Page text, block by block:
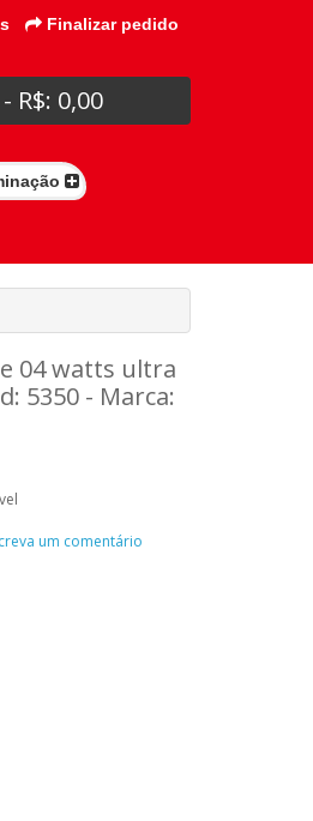
Finalizar pedido
R$: 0,00
04 watts ultra
5350 - Marca:
um comentário